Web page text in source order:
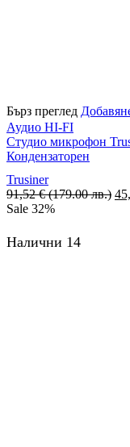
Бърз преглед
Аудио HI-FI
Студио микрофон
Кондензаторен
Trusiner
91,52€ (179.00 лв.)
Sale 32%
Налични 14